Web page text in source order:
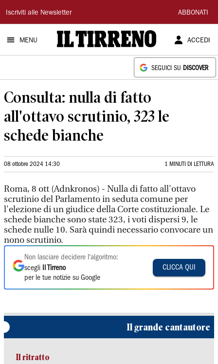
Il
Tirreno
Iscriviti alle Newsletter ABBONATI
MENU ACCEDI
SEGUICI SU DISCOVER
Consulta: nulla di fatto
all'ottavo scrutinio, 323 le
schede bianche
08 ottobre 2024 14:30 1 MINUTI DI LETTURA
Roma, 8 ott (Adnkronos) - Nulla di fatto all'ottavo
scrutinio del Parlamento in seduta comune per
l'elezione di un giudice della Corte costituzionale. Le
schede bianche sono state 323, i voti dispersi 9, le
schede nulle 10. Sarà quindi necessario convocare un
nono scrutinio.
Non lasciare decidere l'algoritmo:
scegli
Il Tirreno
per le tue notizie su Google
CLICCA QUI
Il grande cantautore
Il ritratto